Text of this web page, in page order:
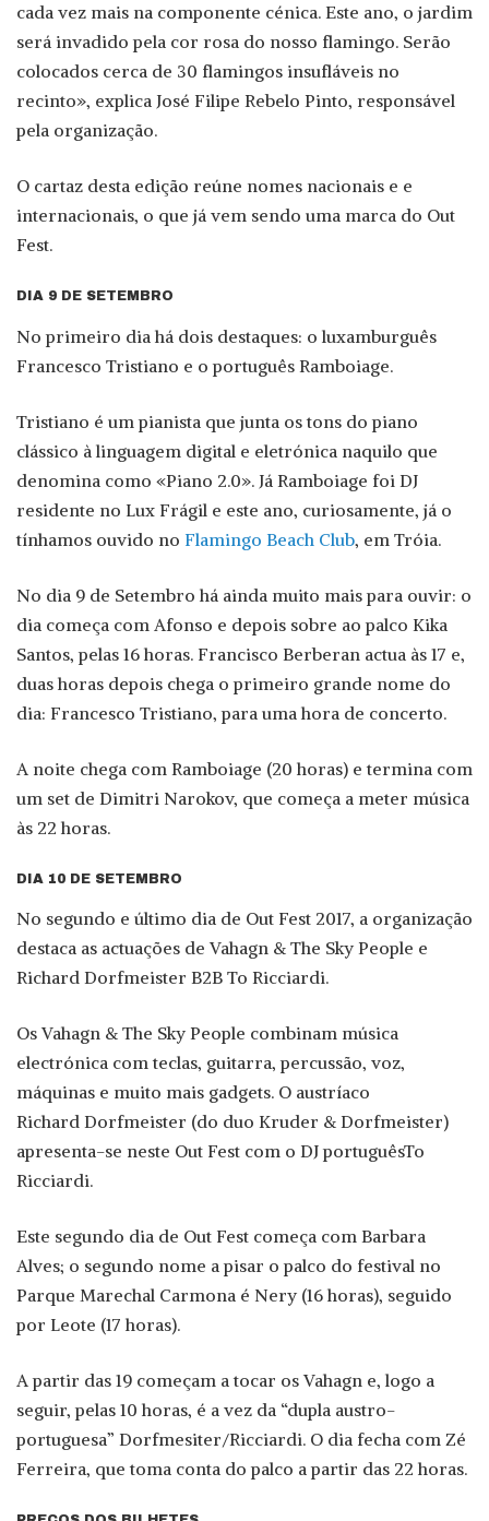
cada vez mais na componente cénica. Este ano, o jardim
será invadido pela cor rosa do nosso flamingo. Serão
colocados cerca de 30 flamingos insufláveis no
recinto», explica José Filipe Rebelo Pinto, responsável
pela organização.
O cartaz desta edição reúne nomes nacionais e e
internacionais, o que já vem sendo uma marca do Out
Fest.
DIA 9 DE SETEMBRO
No primeiro dia há dois destaques: o luxamburguês
Francesco Tristiano e o português Ramboiage.
Tristiano é um pianista que junta os tons do piano
clássico à linguagem digital e eletrónica naquilo que
denomina como «Piano 2.0». Já Ramboiage foi DJ
residente no Lux Frágil e este ano, curiosamente, já o
tínhamos ouvido no Flamingo Beach Club, em Tróia.
No dia 9 de Setembro há ainda muito mais para ouvir: o
dia começa com Afonso e depois sobre ao palco Kika
Santos, pelas 16 horas. Francisco Berberan actua às 17 e,
duas horas depois chega o primeiro grande nome do
dia: Francesco Tristiano, para uma hora de concerto.
A noite chega com Ramboiage (20 horas) e termina com
um set de Dimitri Narokov, que começa a meter música
às 22 horas.
DIA 10 DE SETEMBRO
No segundo e último dia de Out Fest 2017, a organização
destaca as actuações de Vahagn & The Sky People e
Richard Dorfmeister B2B To Ricciardi.
Os Vahagn & The Sky People combinam música
electrónica com teclas, guitarra, percussão, voz,
máquinas e muito mais gadgets. O austríaco
Richard Dorfmeister (do duo Kruder & Dorfmeister)
apresenta-se neste Out Fest com o DJ portuguêsTo
Ricciardi.
Este segundo dia de Out Fest começa com Barbara
Alves; o segundo nome a pisar o palco do festival no
Parque Marechal Carmona é Nery (16 horas), seguido
por Leote (17 horas).
A partir das 19 começam a tocar os Vahagn e, logo a
seguir, pelas 10 horas, é a vez da “dupla austro-
portuguesa” Dorfmesiter/Ricciardi. O dia fecha com Zé
Ferreira, que toma conta do palco a partir das 22 horas.